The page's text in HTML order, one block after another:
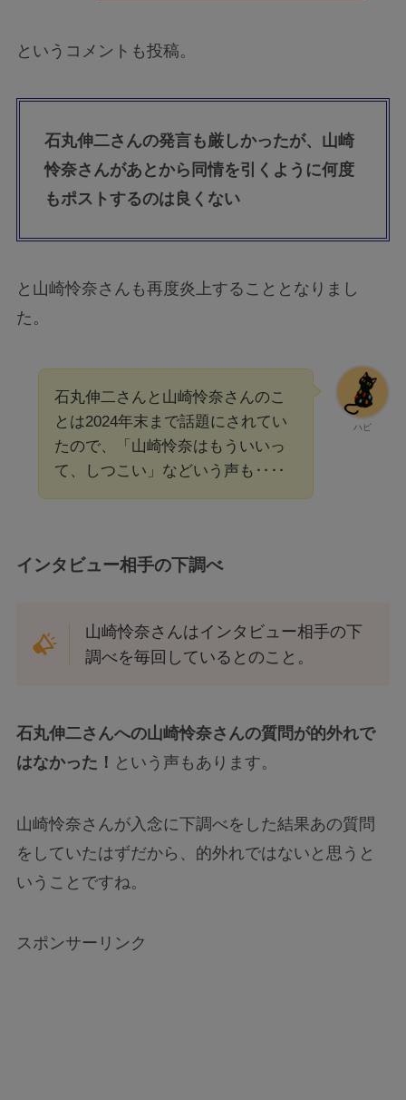
というコメントも投稿。
石丸伸二さんの発言も厳しかったが、山崎
怜奈さんがあとから同情を引くように何度
もポストするのは良くない
と山崎怜奈さんも再度炎上することとなりまし
た。
ハピ
石丸伸二さんと山崎怜奈さんのこ
とは2024年末まで話題にされてい
たので、「山崎怜奈はもういいっ
て、しつこい」などいう声も‥‥
インタビュー相手の下調べ
山崎怜奈さんはインタビュー相手の下
調べを毎回しているとのこと。
石丸伸二さんへの山崎怜奈さんの質問が的外れで
はなかった！ という声もあります。
山崎怜奈さんが入念に下調べをした結果あの質問
をしていたはずだから、的外れではないと思うと
いうことですね。
スポンサーリンク